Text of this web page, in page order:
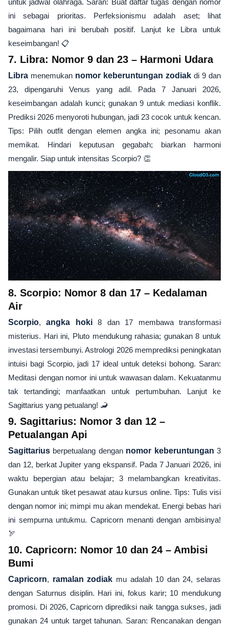
untuk jadwal olahraga. Saran: Buat daftar tugas dengan nomor
ini sebagai prioritas. Perfeksionismu adalah aset; lihat
bagaimana hari ini berubah positif. Lanjut ke Libra untuk
keseimbangan! 📋
7. Libra: Nomor 9 dan 23 – Harmoni Udara
Libra menemukan nomor keberuntungan zodiak di 9 dan
23, dipengaruhi Venus yang adil. Pada 7 Januari 2026,
keseimbangan adalah kunci; gunakan 9 untuk mediasi konflik.
Prediksi 2026 menyoroti hubungan, jadi 23 cocok untuk kencan.
Tips: Pilih outfit dengan elemen angka ini; pesonamu akan
memikat. Hindari keputusan gegabah; biarkan harmoni
mengalir. Siap untuk intensitas Scorpio? 👏
8. Scorpio: Nomor 8 dan 17 – Kedalaman
Air
Scorpio,angka hoki8 dan 17 membawa transformasi
misterius. Hari ini, Pluto mendukung rahasia; gunakan 8 untuk
investasi tersembunyi. Astrologi 2026 memprediksi peningkatan
intuisi bagi Scorpio, jadi 17 ideal untuk deteksi bohong. Saran:
Meditasi dengan nomor ini untuk wawasan dalam. Kekuatanmu
tak tertandingi; manfaatkan untuk pertumbuhan. Lanjut ke
Sagittarius yang petualang! 🦂
9. Sagittarius: Nomor 3 dan 12 –
Petualangan Api
Sagittarius berpetualang dengan nomor keberuntungan 3
dan 12, berkat Jupiter yang ekspansif. Pada 7 Januari 2026, ini
waktu bepergian atau belajar; 3 melambangkan kreativitas.
Gunakan untuk tiket pesawat atau kursus online. Tips: Tulis visi
dengan nomor ini; mimpi mu akan mendekat. Energi bebas hari
ini sempurna untukmu. Capricorn menanti dengan ambisinya!
🏹
10. Capricorn: Nomor 10 dan 24 – Ambisi
Bumi
Capricorn, ramalan zodiak mu adalah 10 dan 24, selaras
dengan Saturnus disiplin. Hari ini, fokus karir; 10 mendukung
promosi. Di 2026, Capricorn diprediksi naik tangga sukses, jadi
gunakan 24 untuk target tahunan. Saran: Rencanakan dengan